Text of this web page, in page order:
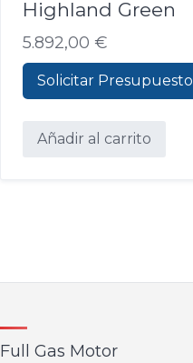
Highland Green
5.892,00 €
Solicitar Presupuesto
Añadir al carrito
Full Gas Motor